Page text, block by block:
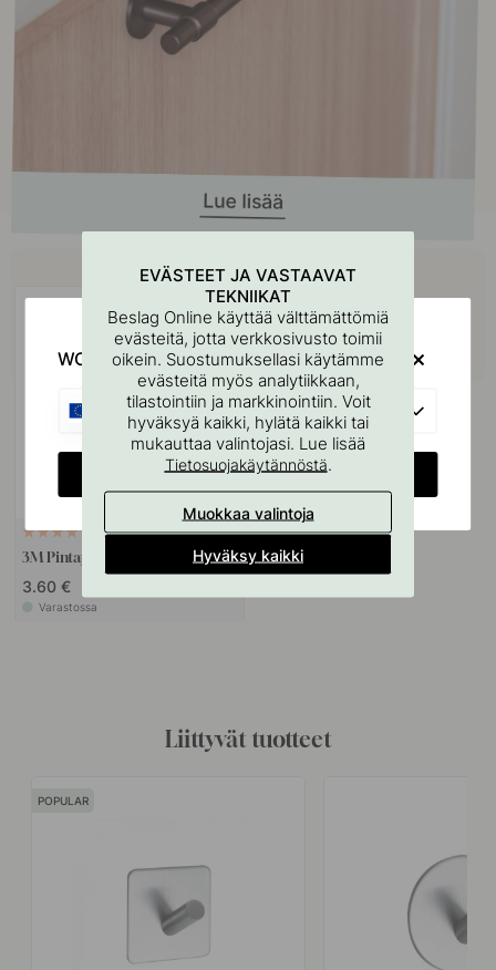
Osta yhdessä
114
3M Pintapuhdistusliina
3.60 €
Varastossa
Liittyvät tuotteet
POPULAR
EVÄSTEET JA VASTAAVAT
TEKNIIKAT
Beslag Online käyttää välttämättömiä
evästeitä, jotta verkkosivusto toimii
oikein. Suostumuksellasi käytämme
evästeitä myös analytiikkaan,
tilastointiin ja markkinointiin. Voit
hyväksyä kaikki, hylätä kaikki tai
mukauttaa valintojasi. Lue lisää
Tietosuojakäytännöstä.
Muokkaa valintoja
Hyväksy kaikki
WOULD YOU RATHER VISIT?
EU
CHANGE COUNTRY